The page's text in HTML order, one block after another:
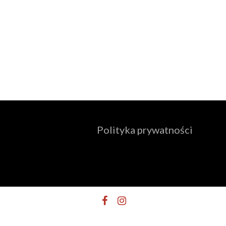
Polityka prywatności